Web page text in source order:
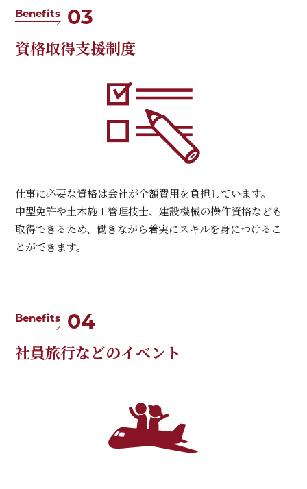
Benefits 03
資格取得支援制度
仕事に必要な資格は会社が全額費用を負担しています。
中型免許や土木施工管理技士、建設機械の操作資格なども
取得できるため、働きながら着実にスキルを身につけるこ
とができます。
Benefits 04
社員旅行などのイベント